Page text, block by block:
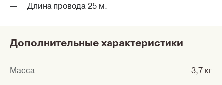
Длина провода 25 м.
Дополнительные характеристики
Масса 3,7 кг